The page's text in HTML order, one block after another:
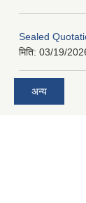
Sealed
मिति: 03/19/
अन्य